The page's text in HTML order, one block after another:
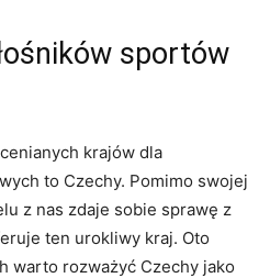
sportów
krajów ⁤dla
to Czechy.‍ Pomimo swojej⁢
z ​nas zdaje sobie sprawę z
ten urokliwy kraj. Oto​
warto rozważyć Czechy jako